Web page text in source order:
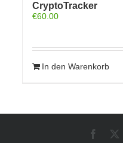
CryptoTracker
€60.00
In den Warenkorb